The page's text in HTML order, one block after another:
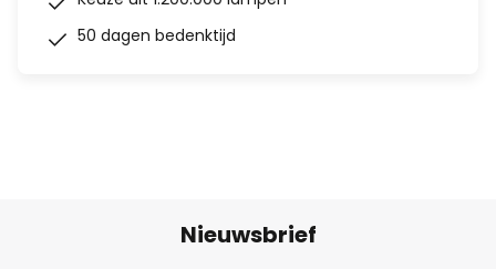
50 dagen bedenktijd
Nieuwsbrief